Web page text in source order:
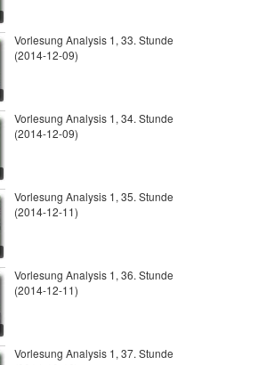
Vorlesung Analysis 1, 33. Stunde
(2014-12-09)
Vorlesung Analysis 1, 34. Stunde
(2014-12-09)
Vorlesung Analysis 1, 35. Stunde
(2014-12-11)
Vorlesung Analysis 1, 36. Stunde
(2014-12-11)
Vorlesung Analysis 1, 37. Stunde